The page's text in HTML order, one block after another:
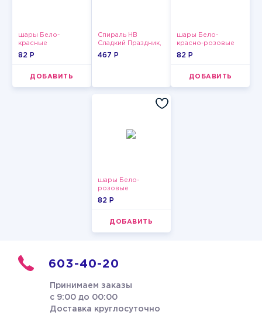
шары Бело-
красные
пастельные
82 P
ДОБАВИТЬ
Спираль HB
Сладкий Праздник,
12 шт.
467 P
шары Бело-
красно-розовые
пастельные
82 P
ДОБАВИТЬ
шары Бело-
розовые
пастельные
82 P
ДОБАВИТЬ
603-40-20
Принимаем заказы
с 9:00 до 00:00
Доставка круглосуточно